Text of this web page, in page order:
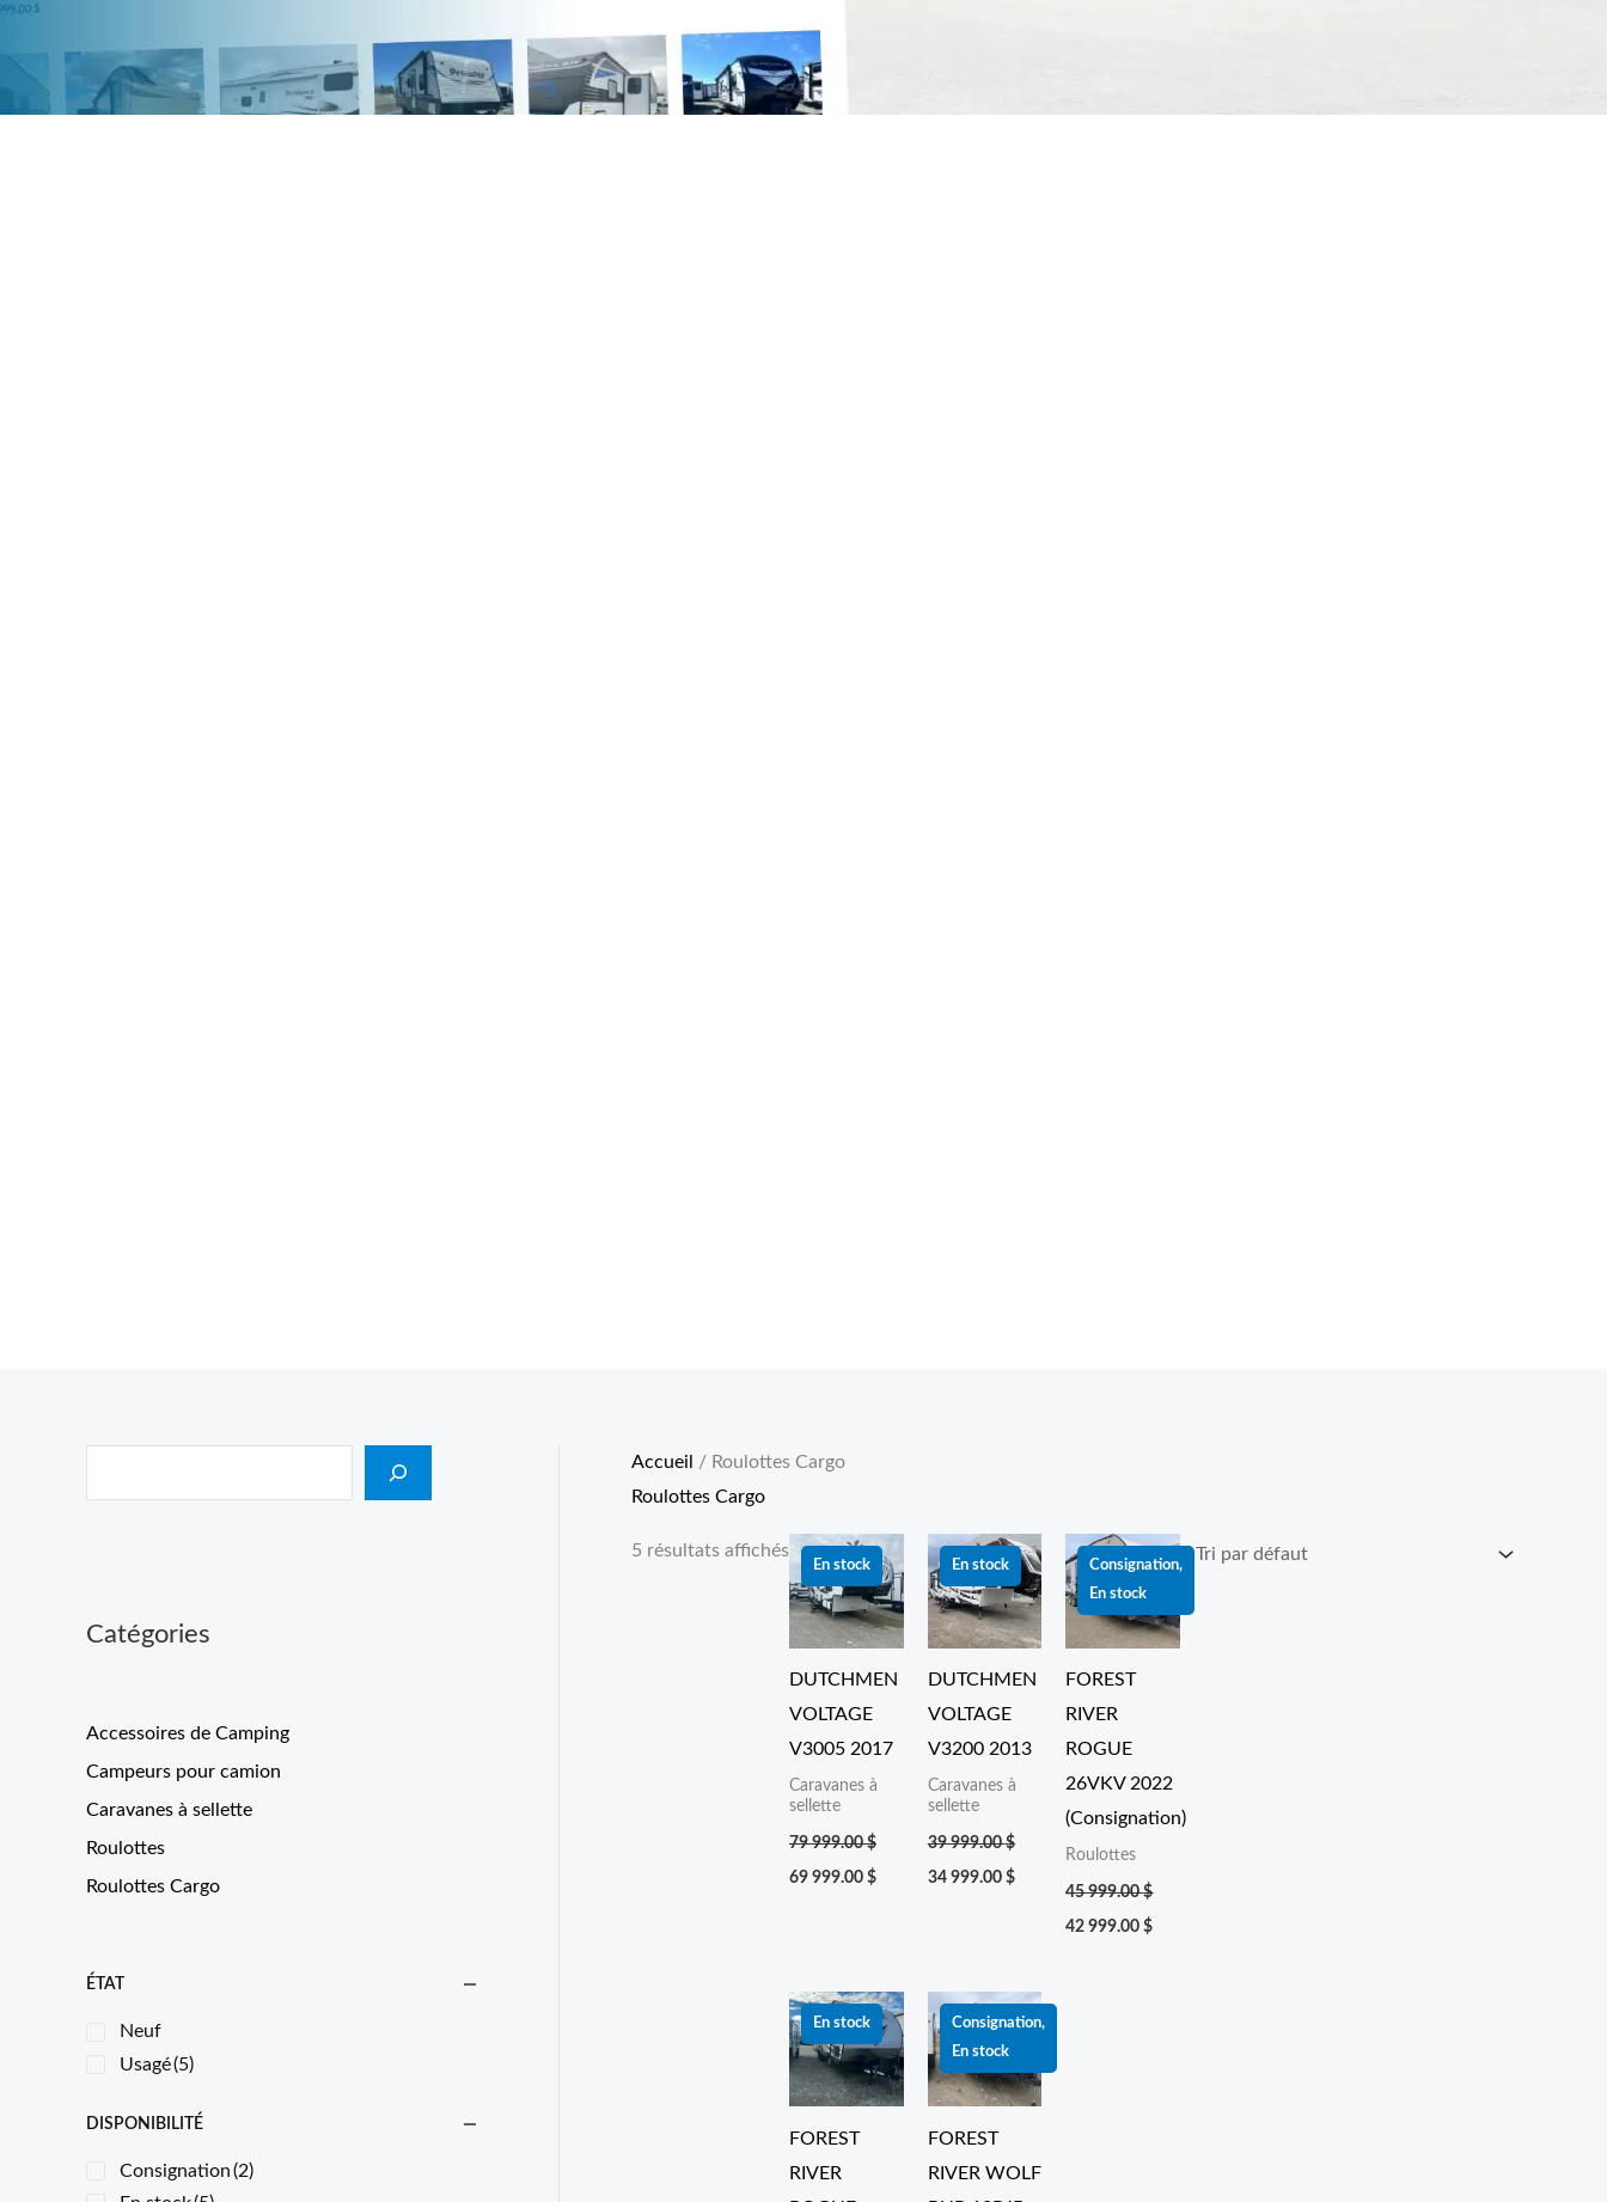
Catégories
Accessoires de Camping
Campeurs pour camion
Caravanes à sellette
Roulottes
Roulottes Cargo
ÉTAT
Neuf
Usagé(5)
DISPONIBILITÉ
Consignation(2)
Accueil
/ Roulottes Cargo
Roulottes Cargo
5 résultats affichés
En stock
DUTCHMEN
VOLTAGE
V3005 2017
Caravanes à
sellette
79 999.00$
Le
prix
initial
était :
79 999.00 $.
69 999.00 $
Le
prix
actuel
est :
69 999.00 $.
En stock
DUTCHMEN
VOLTAGE
V3200 2013
Caravanes à
sellette
39 999.00$
Le
prix
initial
était :
39 999.00 $.
34 999.00 $
Le
prix
actuel
est :
34 999.00 $.
Consignation,
En stock
FOREST
RIVER
ROGUE
26VKV 2022
(Consignation)
Roulottes
45 999.00$
Le
prix
initial
était :
45 999.00 $.
42 999.00$
Le
prix
42 999.00 $.
En stock
FOREST
RIVER
Le
prix
initial
était :
38 999.00 $.
Le
prix
actuel
est :
36 999.00 $.
Consignation,
En stock
FOREST
RIVER WOLF
Le
prix
initial
était :
32 999.00 $.
Le
prix
29 999.00 $.